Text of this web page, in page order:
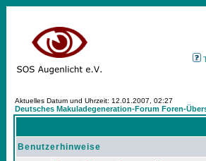
Aktuelles Datum und Uhrzeit: 12.01.2007, 02:27
Deutsches Makuladegeneration-Forum Foren-
Benutzerhinweise